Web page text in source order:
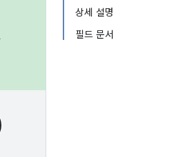
상세 설명
필드 문서